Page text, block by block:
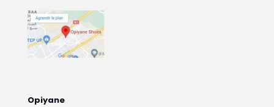
Opiyane